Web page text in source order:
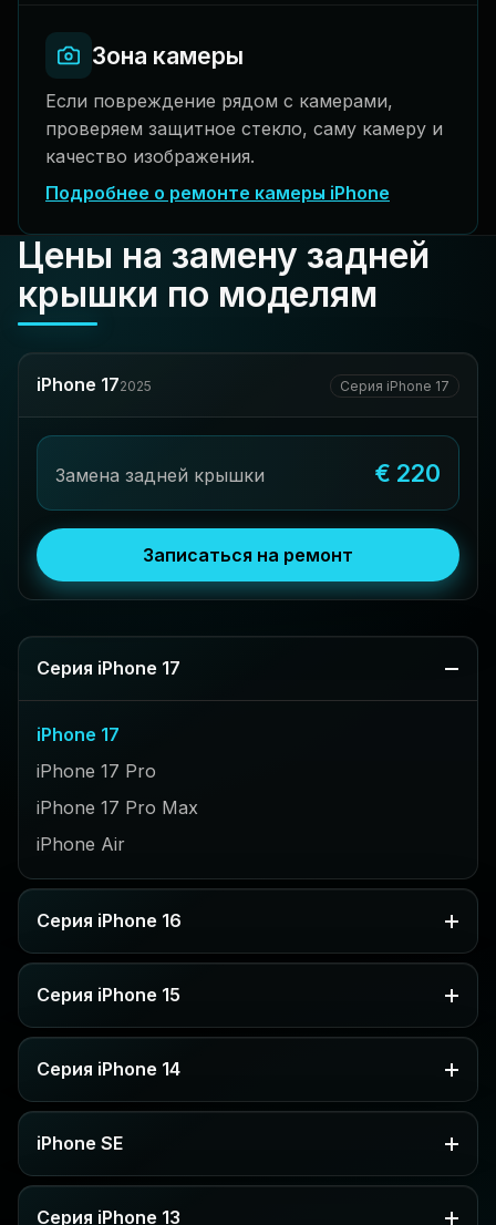
Зона камеры
Если повреждение рядом с камерами,
проверяем защитное стекло, саму камеру и
качество изображения.
Подробнее о ремонте камеры iPhone
Цены на замену задней
крышки по моделям
iPhone 172025 Серия iPhone 17
Замена задней крышки € 220
Записаться на ремонт
Серия iPhone 17
iPhone 17
iPhone 17 Pro
iPhone 17 Pro Max
iPhone Air
Серия iPhone 16
Серия iPhone 15
Серия iPhone 14
iPhone SE
Серия iPhone 13